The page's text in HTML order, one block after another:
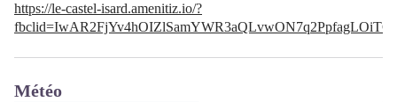
https://le-castel-isard.amenitiz.io/?
Météo